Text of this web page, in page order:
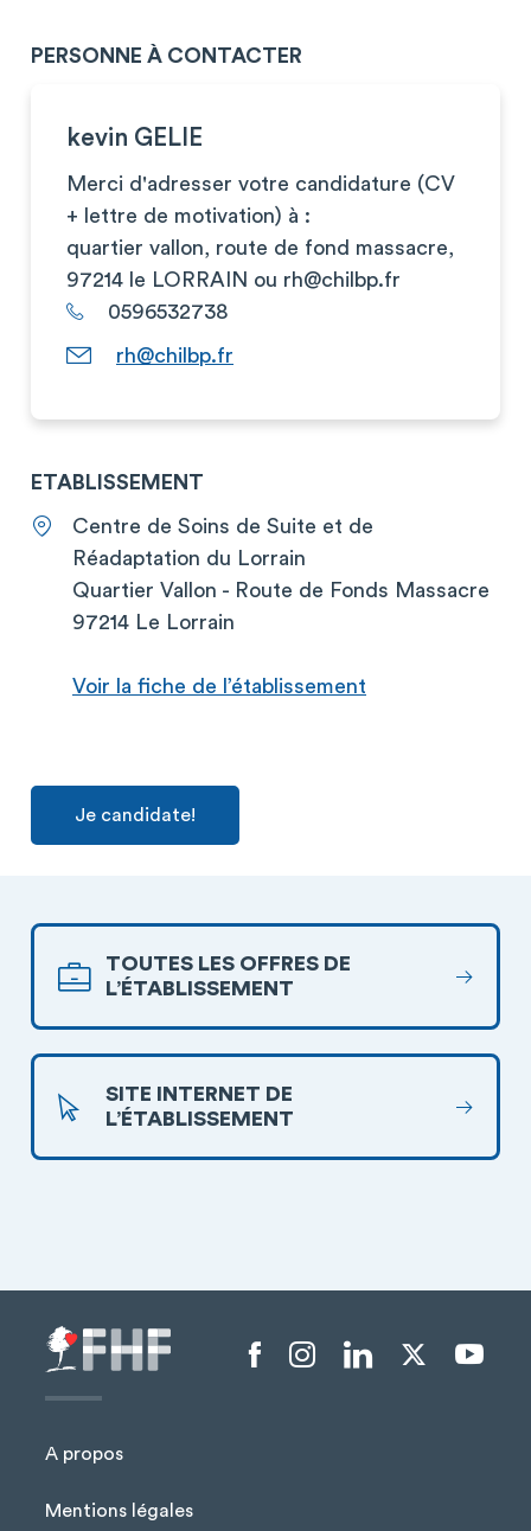
PERSONNE À CONTACTER
kevin GELIE
Merci d'adresser votre candidature (CV
+ lettre de motivation) à :
quartier vallon, route de fond massacre,
97214 le LORRAIN ou rh@chilbp.fr
0596532738
rh@chilbp.fr
ETABLISSEMENT
Centre de Soins de Suite et de
Réadaptation du Lorrain
Quartier Vallon - Route de Fonds Massacre
97214 Le Lorrain
Voir la fiche de l’établissement
Je candidate!
TOUTES LES OFFRES DE
L’ÉTABLISSEMENT
SITE INTERNET DE
L’ÉTABLISSEMENT
A propos
Mentions légales
Menu liens sociaux